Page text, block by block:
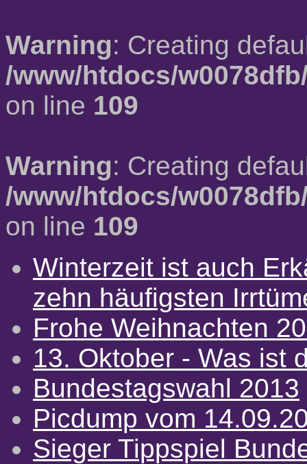
Warning: Creating
/www/htdocs/
on line 109
Warning: Creating
/www/htdocs/
on line 109
Winterzeit ist auch
zehn häufigsten
Frohe Weihnachten
13. Oktober - Was ist
Bundestagswahl 2013
Picdump vom
Sieger Tippspiel